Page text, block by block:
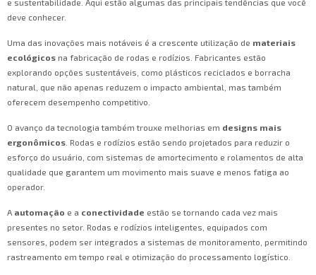
e sustentabilidade. Aqui estão algumas das principais tendências que você
deve conhecer.
Uma das inovações mais notáveis é a crescente utilização de materiais
ecológicos na fabricação de rodas e rodízios. Fabricantes estão
explorando opções sustentáveis, como plásticos reciclados e borracha
natural, que não apenas reduzem o impacto ambiental, mas também
oferecem desempenho competitivo.
O avanço da tecnologia também trouxe melhorias em designs mais
ergonômicos . Rodas e rodízios estão sendo projetados para reduzir o
esforço do usuário, com sistemas de amortecimento e rolamentos de alta
qualidade que garantem um movimento mais suave e menos fatiga ao
operador.
A automação e a conectividade estão se tornando cada vez mais
presentes no setor. Rodas e rodízios inteligentes, equipados com
sensores, podem ser integrados a sistemas de monitoramento, permitindo
rastreamento em tempo real e otimização do processamento logístico.